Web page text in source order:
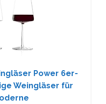
Power 6er-
Weingläser für